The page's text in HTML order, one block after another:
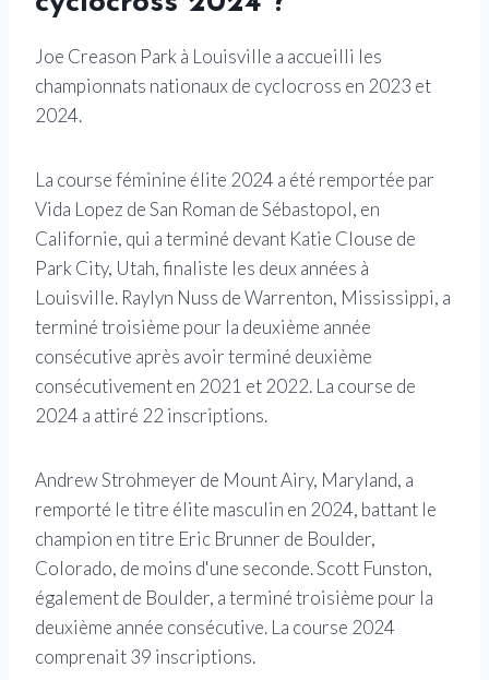
Joe Creason Park à Louisville a accueilli les
championnats nationaux de cyclocross en 2023 et
2024.
La course féminine élite 2024 a été remportée par
Vida Lopez de San Roman de Sébastopol, en
Californie, qui a terminé devant Katie Clouse de
Park City, Utah, finaliste les deux années à
Louisville. Raylyn Nuss de Warrenton, Mississippi, a
terminé troisième pour la deuxième année
consécutive après avoir terminé deuxième
consécutivement en 2021 et 2022. La course de
2024 a attiré 22 inscriptions.
Andrew Strohmeyer de Mount Airy, Maryland, a
remporté le titre élite masculin en 2024, battant le
champion en titre Eric Brunner de Boulder,
Colorado, de moins d'une seconde. Scott Funston,
également de Boulder, a terminé troisième pour la
deuxième année consécutive. La course 2024
comprenait 39 inscriptions.